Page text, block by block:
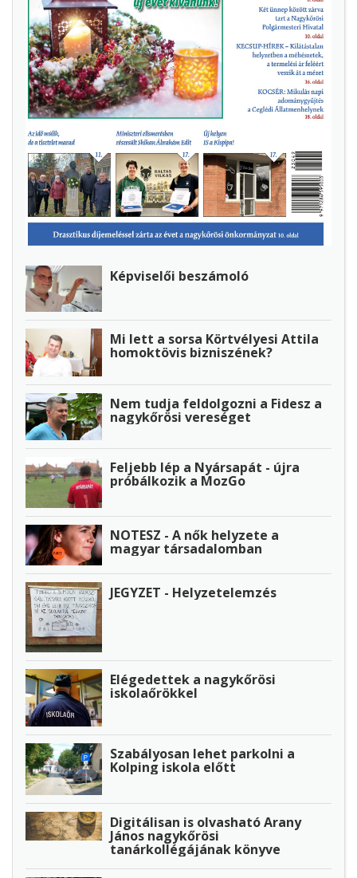
Képviselői beszámoló
Mi lett a sorsa Körtvélyesi Attila
homoktövis bizniszének?
Nem tudja feldolgozni a Fidesz a
nagykőrösi vereséget
Feljebb lép a Nyársapát - újra
próbálkozik a MozGo
NOTESZ - A nők helyzete a
magyar társadalomban
JEGYZET - Helyzetelemzés
Elégedettek a nagykőrösi
iskolaőrökkel
Szabályosan lehet parkolni a
Kolping iskola előtt
Digitálisan is olvasható Arany
János nagykőrösi
tanárkollégájának könyve